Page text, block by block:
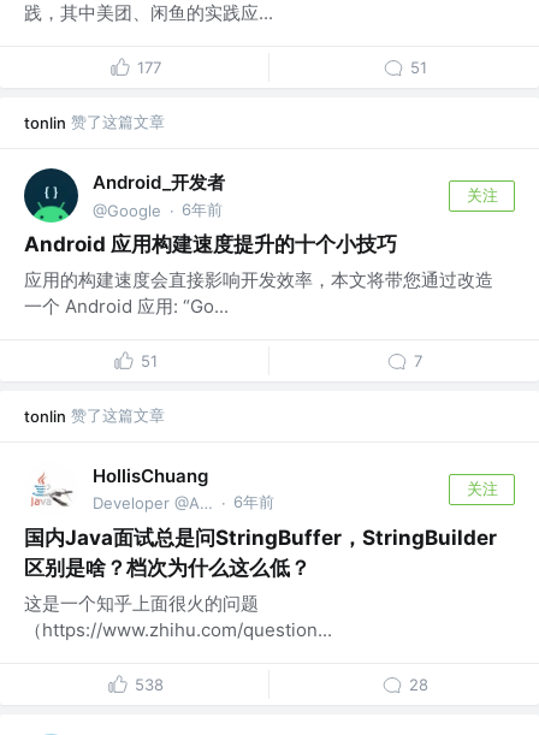
践，其中美团、闲鱼的实践应...
177 51
tonlin 赞了这篇文章
Android_开发者
@Google · 6年前
关注
Android 应用构建速度提升的十个小技巧
应用的构建速度会直接影响开发效率，本文将带您通过改造
一个 Android 应用: “Go...
51 7
tonlin 赞了这篇文章
HollisChuang
Developer @Alibaba · 6年前
关注
国内Java面试总是问StringBuffer，StringBuilder
区别是啥？档次为什么这么低？
这是一个知乎上面很火的问题
（https://www.zhihu.com/question...
538 28